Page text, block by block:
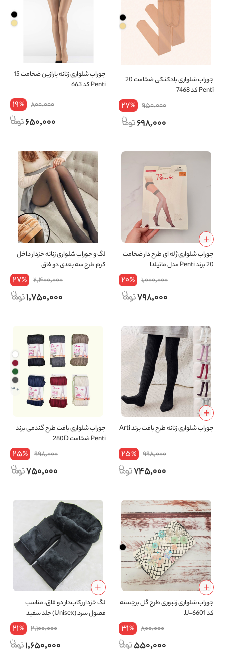
جوراب شلواری بادکنکی ضخامت 20
Penti کد 7468
950,000
27%
698,000
جوراب شلواری زنانه پارازین ضخامت 15
Penti کد 663
800,000
19%
650,000
جوراب شلواری ژله ای طرح دار ضخامت
20 برند Penti مدل ماتیلدا
1,000,000
20%
798,000
لگ و جوراب شلواری زنانه خزدار داخل
کرم طرح سه بعدی دو فاق
2,400,000
27%
1,750,000
جوراب شلواری زنانه طرح بافت برند Arti
998,000
25%
745,000
+ 3
جوراب شلواری بافت طرح گندمی برند
Penti ضخامت 280D
998,000
25%
750,000
جوراب شلواری زنبوری طرح گل برجسته
کد JJ-6601
800,000
31%
لگ خزدار رکاب‌دار دو فاق، مناسب
فصول سرد (Unisex) جلد سفید
2,100,000
21%